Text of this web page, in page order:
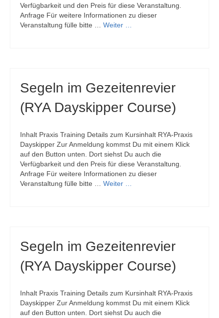
Verfügbarkeit und den Preis für diese Veranstaltung.
Anfrage Für weitere Informationen zu dieser
Veranstaltung fülle bitte … Weiter …
Segeln im Gezeitenrevier
(RYA Dayskipper Course)
Inhalt Praxis Training Details zum Kursinhalt RYA-Praxis
Dayskipper Zur Anmeldung kommst Du mit einem Klick
auf den Button unten. Dort siehst Du auch die
Verfügbarkeit und den Preis für diese Veranstaltung.
Anfrage Für weitere Informationen zu dieser
Veranstaltung fülle bitte … Weiter …
Segeln im Gezeitenrevier
(RYA Dayskipper Course)
Inhalt Praxis Training Details zum Kursinhalt RYA-Praxis
Dayskipper Zur Anmeldung kommst Du mit einem Klick
auf den Button unten. Dort siehst Du auch die